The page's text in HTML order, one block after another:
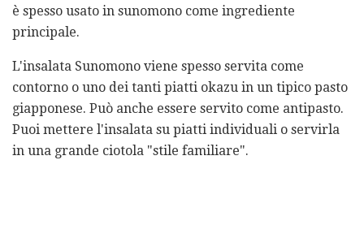
è spesso usato in sunomono come ingrediente
principale.
L'insalata Sunomono viene spesso servita come
contorno o uno dei tanti piatti okazu in un tipico pasto
giapponese. Può anche essere servito come antipasto.
Puoi mettere l'insalata su piatti individuali o servirla
in una grande ciotola "stile familiare".